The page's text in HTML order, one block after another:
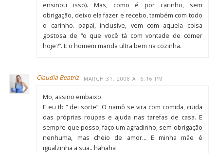
ensinou isso). Mas, como é por carinho, sem
obrigação, deixo ela fazer e recebo, também com todo
o carinho. papai, inclusive, vem com aquela coisa
gostosa de “o que você tá com vontade de comer
hoje?”. E o homem manda ultra bem na cozinha.
Claudia Beatriz MARCH 31, 2008 AT 6:16 PM
Mo, assino embaixo.
E eu tb ” dei sorte”. O namô se vira com comida, cuida
das próprias roupas e ajuda nas tarefas de casa. E
sempre que posso, faço um agradinho, sem obrigação
nenhuma, mas cheio de amor… E minha mãe é
igualzinha a sua.. hahaha